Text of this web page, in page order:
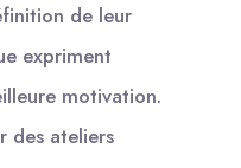
de leur
expriment
motivation.
des ateliers